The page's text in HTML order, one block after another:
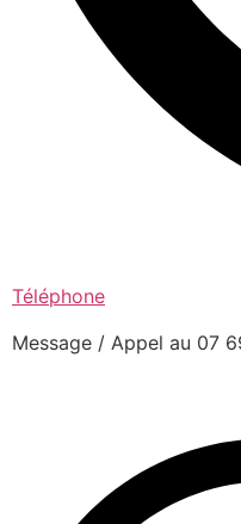
Téléphone
Message / Appel au 07